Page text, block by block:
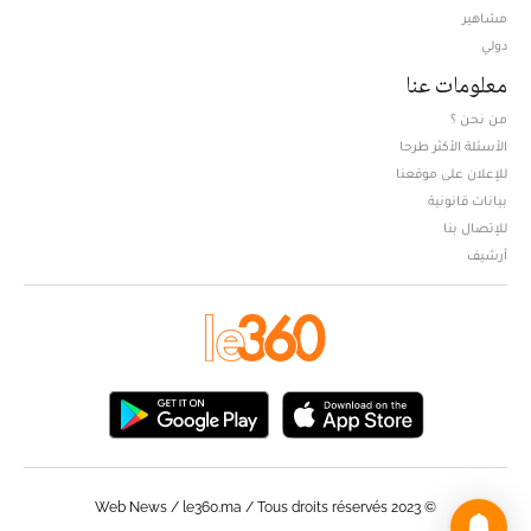
مشاهير
دولي
معلومات عنا
من نحن ؟
الأسئلة الأكثر طرحا
للإعلان على موقعنا
بيانات قانونية
للإتصال بنا
أرشيف
© Web News / le360.ma / Tous droits réservés 2023